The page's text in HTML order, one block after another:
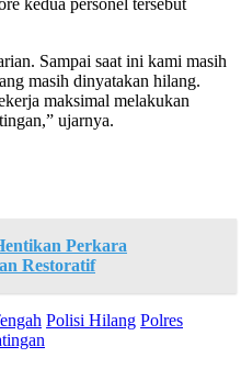
kedua personel tersebut
Sampai saat ini kami masih
masih dinyatakan hilang.
maksimal melakukan
ujarnya.
Perkara
Restoratif
Polisi Hilang Polres